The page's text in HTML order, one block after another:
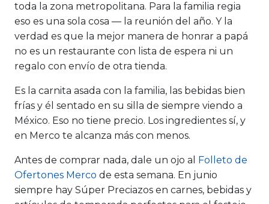
toda la zona metropolitana. Para la familia regia
eso es una sola cosa — la reunión del año. Y la
verdad es que la mejor manera de honrar a papá
no es un restaurante con lista de espera ni un
regalo con envío de otra tienda.
Es la carnita asada con la familia, las bebidas bien
frías y él sentado en su silla de siempre viendo a
México. Eso no tiene precio. Los ingredientes sí, y
en Merco te alcanza más con menos.
Antes de comprar nada, dale un ojo al
Folleto de
Ofertones Merco de esta semana. En junio
siempre hay Súper Preciazos en carnes, bebidas y